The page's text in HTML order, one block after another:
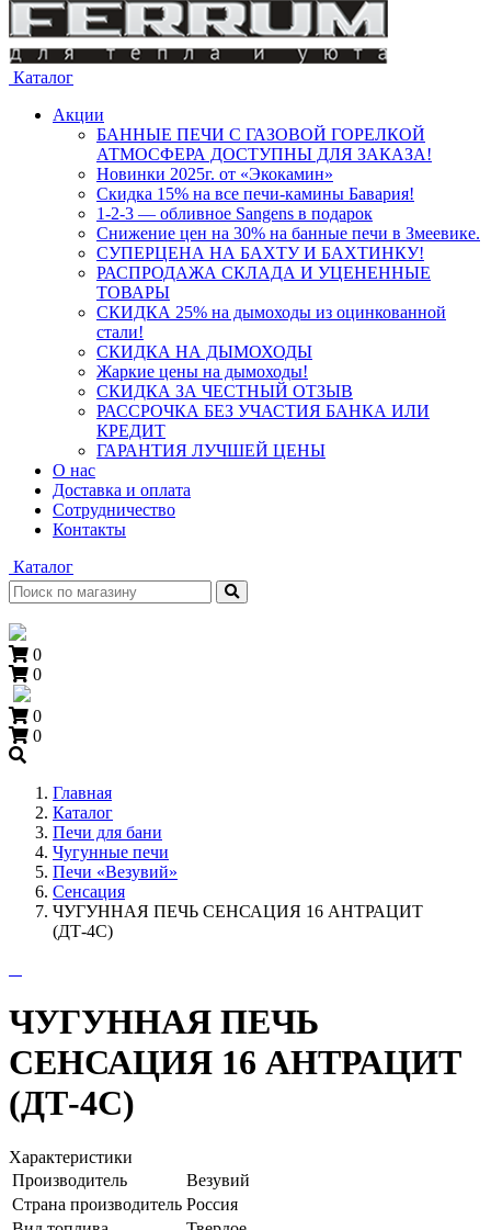
Каталог
Акции
БАННЫЕ ПЕЧИ С ГАЗОВОЙ ГОРЕЛКОЙ
АТМОСФЕРА ДОСТУПНЫ ДЛЯ ЗАКАЗА!
Новинки 2025г. от «Экокамин»
Скидка 15% на все печи-камины Бавария!
1-2-3 — обливное Sangens в подарок
Снижение цен на 30% на банные печи в Змеевике.
СУПЕРЦЕНА НА БАХТУ И БАХТИНКУ!
РАСПРОДАЖА СКЛАДА И УЦЕНЕННЫЕ
ТОВАРЫ
СКИДКА 25% на дымоходы из оцинкованной
стали!
СКИДКА НА ДЫМОХОДЫ
Жаркие цены на дымоходы!
СКИДКА ЗА ЧЕСТНЫЙ ОТЗЫВ
РАССРОЧКА БЕЗ УЧАСТИЯ БАНКА ИЛИ
КРЕДИТ
ГАРАНТИЯ ЛУЧШЕЙ ЦЕНЫ
О нас
Доставка и оплата
Сотрудничество
Контакты
Каталог
0
0
0
0
Главная
Каталог
Печи для бани
Чугунные печи
Печи «Везувий»
Сенсация
ЧУГУННАЯ ПЕЧЬ СЕНСАЦИЯ 16 АНТРАЦИТ
(ДТ-4С)
ЧУГУННАЯ ПЕЧЬ
СЕНСАЦИЯ 16 АНТРАЦИТ
(ДТ-4С)
Характеристики
Производитель
Везувий
Страна производитель Россия